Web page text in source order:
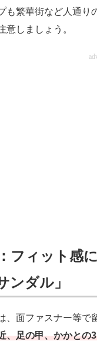
繁華街など人通り
意しましょう。
フィット感
ンダル」
面ファスナー等で
、足の甲、かかとの